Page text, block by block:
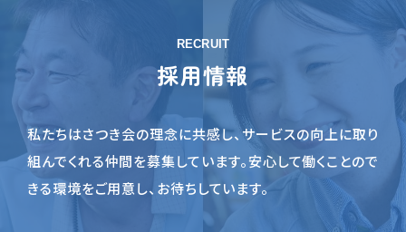
RECRUIT
採用情報
私たちはさつき会の理念に共感し、サービスの向上に取り
組んでくれる仲間を募集しています。安心して働くことので
きる環境をご用意し、お待ちしています。